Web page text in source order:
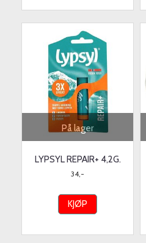
På lager
LYPSYL REPAIR+ 4,2G.
34,-
KJØP